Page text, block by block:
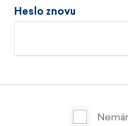
Heslo znovu